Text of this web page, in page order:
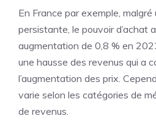
En France par exemple,
persistante, le pouvoir d’achat
augmentation de 0,8 % en
une hausse des revenus qui a
l’augmentation des prix.
varie selon les catégories de
de revenus.